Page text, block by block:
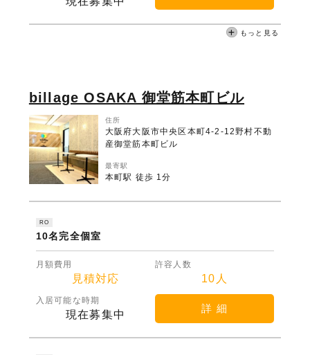
もっと見る
billage OSAKA 御堂筋本町ビル
住所
大阪府大阪市中央区本町4-2-12野村不動
産御堂筋本町ビル
最寄駅
本町駅 徒歩 1分
RO
10名完全個室
月額費用
見積対応
許容人数
10人
入居可能な時期
現在募集中
詳 細